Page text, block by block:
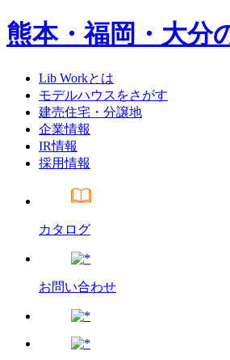
熊本・福岡・大分
Lib Workとは
モデルハウスをさがす
建売住宅・分譲地
企業情報
IR情報
採用情報
カタログ
お問い合わせ